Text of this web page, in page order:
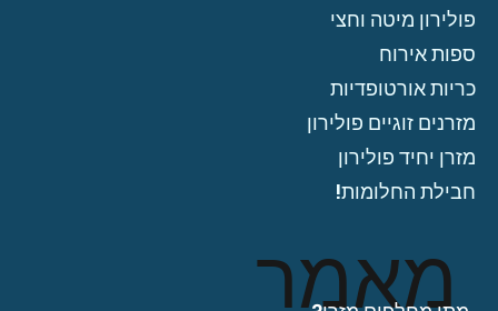
פולירון מיטה וחצי
ספות אירוח
כריות אורטופדיות
מזרנים זוגיים פולירון
מזרן יחיד פולירון
חבילת החלומות!
מאמר